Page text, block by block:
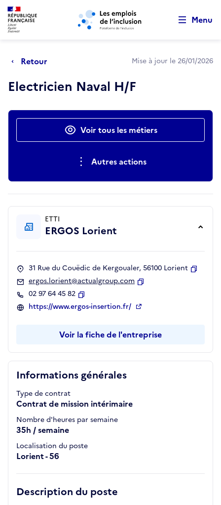
Aller au menu principal Aller au contenu principal
Menu
Retour Mise à jour le 26/01/2026
Electricien Naval H/F
Actions rapidesVoir tous les métiers
Autres actions
Informations générales
Type de contrat
Contrat de mission intérimaire
Nombre d'heures par semaine
35h / semaine
Localisation du poste
Lorient - 56
Description du poste
ETTI
ERGOS Lorient
31 Rue du Couëdic de Kergoualer, 56100 Lorient
ergos.lorient@actualgroup.com
02 97 64 45 82
Copier
https://www.ergos-insertion.fr/
Voir la fiche de l'entreprise
Retour au début de la page
Panneau de gestion des cookies